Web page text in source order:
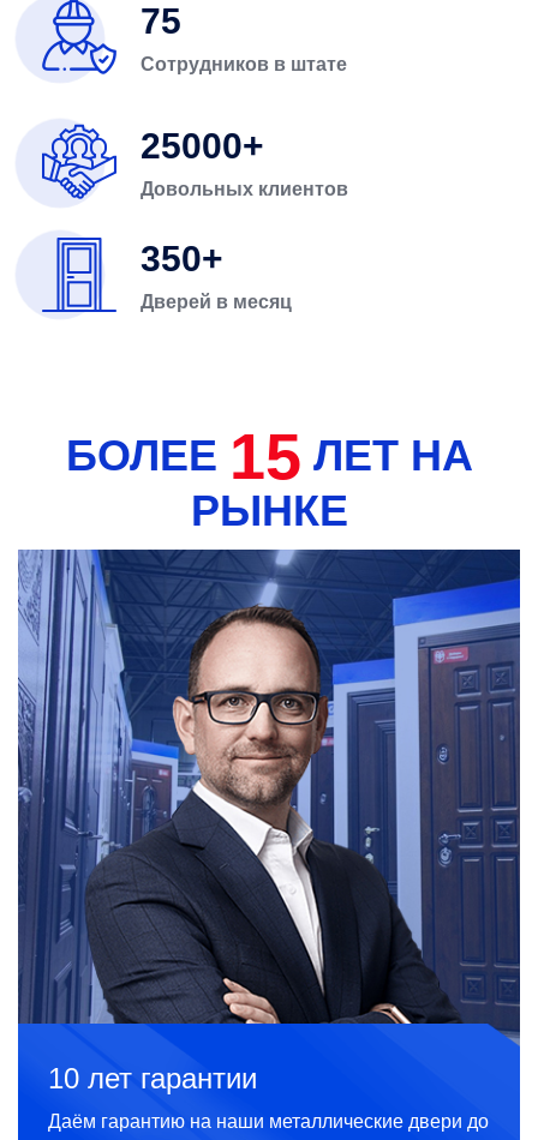
75
Сотрудников в штате
25000
Довольных клиентов
350
Дверей в месяц
БОЛЕЕ 15 ЛЕТ НА
РЫНКЕ
10 лет гарантии
Даём гарантию на наши металлические двери до